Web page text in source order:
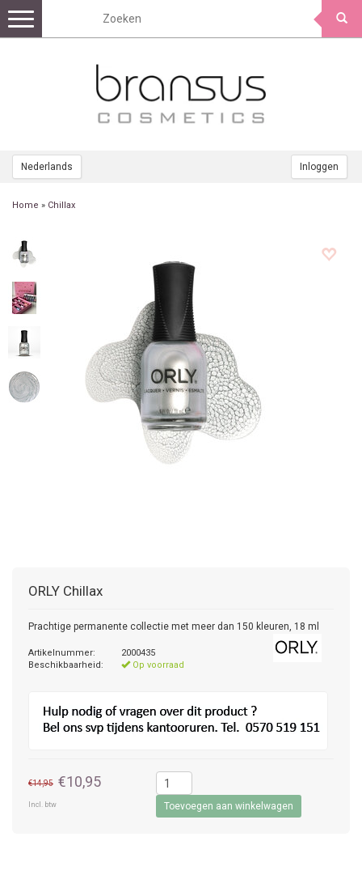
Nederlands Inloggen
Toggle
navigation
Home » Chillax
ORLY Chillax
Prachtige permanente collectie met meer dan 150 kleuren, 18 ml
Artikelnummer:
2000435
Beschikbaarheid:
Op voorraad
€14,95 €10,95
Incl. btw Toevoegen aan winkelwagen